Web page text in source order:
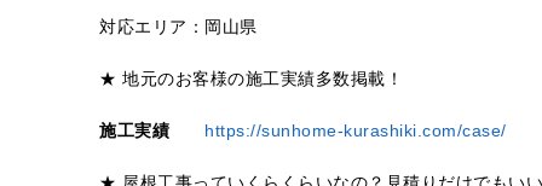
対応エリア：岡山県
★ 地元のお客様の施工実績多数掲載！
施工実績 https://sunhome-kurashiki.com/case/
★ 屋根工事っていくらくらいなの？見積りだけでもい